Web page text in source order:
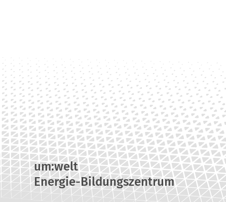
um:welt
Energie-Bildungszentrum